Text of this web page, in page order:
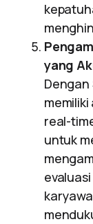
yang
Dengan
real-
untuk